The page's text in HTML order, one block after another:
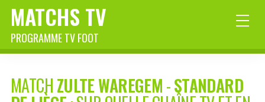
MATCHS TV
PROGRAMME TV FOOT
MATCHZULTE WAREGEM-STANDARD